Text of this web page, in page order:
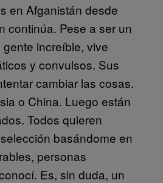
en Afganistán desde
continúa. Pese a ser un
increíble, vive
y convulsos. Sus
cambiar las cosas.
o China. Luego están
Todos quieren
basándome en
personas
Es, sin duda, un